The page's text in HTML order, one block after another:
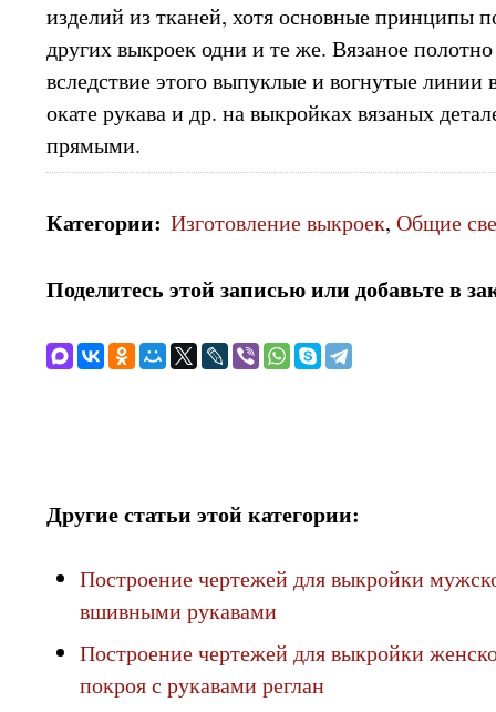
изделий из тканей, хотя основные принципы
других выкроек одни и те же. Вязаное полотно
вследствие этого выпуклые и вогнутые линии
окате рукава и др. на выкройках вязаных
прямыми.
Категории: Изготовление выкроек, Общие
Поделитесь этой записью или добавьте в
Другие статьи этой категории:
Построение чертежей для выкройки
вшивными рукавами
Построение чертежей для выкройки
покроя с рукавами реглан